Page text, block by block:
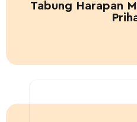
Tabung Harapan